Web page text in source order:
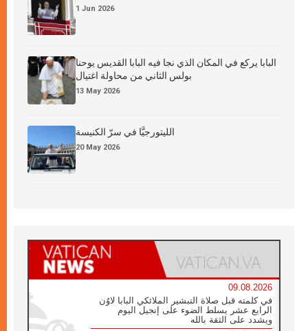
1 Jun 2026
البابا يركع في المكان الذي نجا فيه البابا القديس يوحنا
بولس الثاني من محاولة اغتيال
13 May 2026
الليتورجيَّا في سرّ الكنيسة
20 May 2026
09.08.2026
في كلمته قبل صلاة التبشير الملائكي البابا لاوُن
الرابع عشر يسلط الضوء على إنجيل اليوم
ويشدد على الثقة بالله